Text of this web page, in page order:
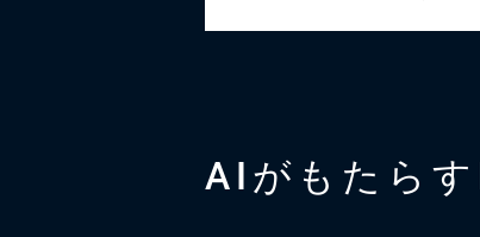
AIがもたら